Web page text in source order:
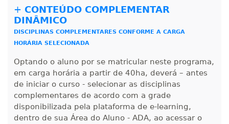
+ CONTEÚDO COMPLEMENTAR
DINÂMICO
DISCIPLINAS COMPLEMENTARES CONFORME A CARGA
HORÁRIA SELECIONADA
Optando o aluno por se matricular neste programa,
em carga horária a partir de 40ha, deverá – antes
de iniciar o curso - selecionar as disciplinas
complementares de acordo com a grade
disponibilizada pela plataforma de e-learning,
dentro de sua Área do Aluno - ADA, ao acessar o